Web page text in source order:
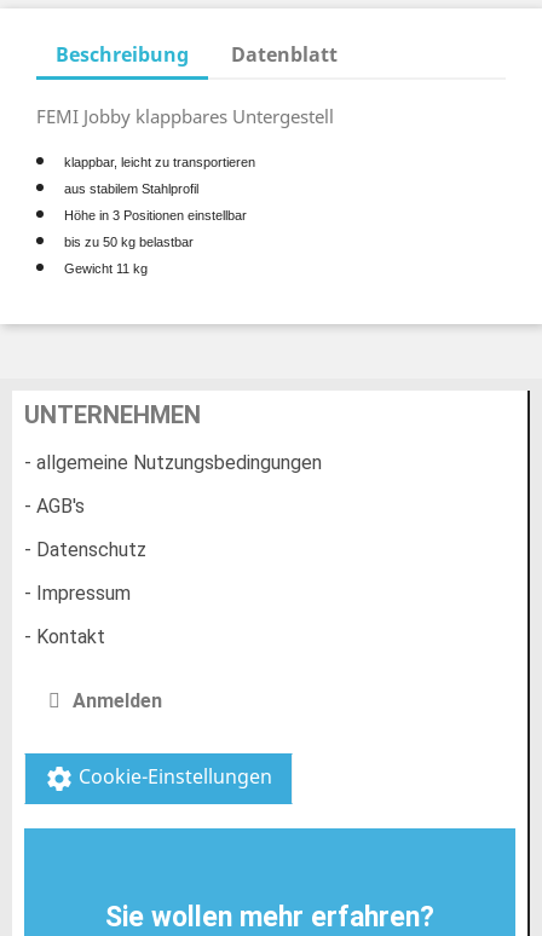
Beschreibung Datenblatt
FEMI Jobby klappbares Untergestell
klappbar, leicht zu transportieren
aus stabilem Stahlprofil
Höhe in 3 Positionen einstellbar
bis zu 50 kg belastbar
Gewicht 11 kg
UNTERNEHMEN
- allgemeine Nutzungsbedingungen
- AGB's
- Datenschutz
- Impressum
- Kontakt
Anmelden
settings Cookie-Einstellungen
Sie wollen mehr erfahren?